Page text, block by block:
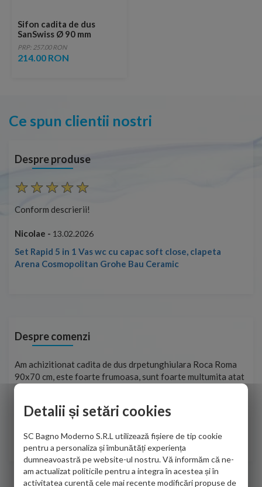
Sifon cadita de dus
SanSwiss Ø 90 mm
PRP: 257.00 RON
214.00 RON
Ce spun clientii nostri
Despre produse
Conform descrierii!
Nicolae - 13.02.2026
Set Rapid 5 in 1 Vas wc cu capac soft close, clapeta
Arena Cosmopolitan Grohe Bau Ceramic
Despre comenzi
Am achizitionat cadita de dus drpetunghiulara Roca Roma
90x70 cm, este foarte frumoasa, sunt foarte multumita atat
de personalul firmei dvs. cu care am colaborat in obtinerea
adus coletul in siguranta.Numai bine, va doresc!
Sofrone Viviana -28.07.2026
Detalii și setări cookies
SC Bagno Moderno S.R.L utilizează fișiere de tip cookie
pentru a personaliza și îmbunătăți experiența
dumneavoastră pe website-ul nostru. Vă informăm că ne-
am actualizat politicile pentru a integra în acestea și în
activitatea curentă cele mai recente modificări propuse de